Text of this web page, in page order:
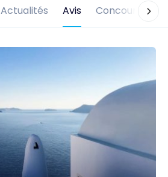
Actualités Avis Concours